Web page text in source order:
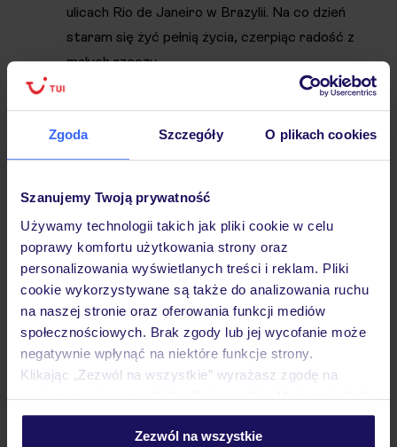
Zgoda Szczegóły O plikach cookies
Szanujemy Twoją prywatność
Używamy technologii takich jak pliki cookie w celu
poprawy komfortu użytkowania strony oraz
personalizowania wyświetlanych treści i reklam. Pliki
cookie wykorzystywane są także do analizowania ruchu
na naszej stronie oraz oferowania funkcji mediów
społecznościowych. Brak zgody lub jej wycofanie może
negatywnie wpłynąć na niektóre funkcje strony.
Klikając „Zezwól na wszystkie” wyrażasz zgodę na
umieszczenie wszystkich plików cookie. Możesz jednak
personalizować swój wybór wchodząc w zakładkę
Zezwól na wszystkie
ulicach Rio de Janeiro w Brazylii. Na co dzień
staram się żyć pełnią życia, czerpiąc radość z
małych rzeczy.